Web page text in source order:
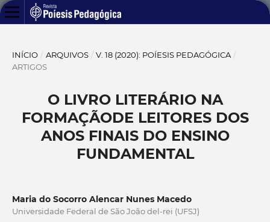
INÍCIO / ARQUIVOS / V. 18 (2020): POÍESIS PEDAGÓGICA /
ARTIGOS
O LIVRO LITERÁRIO NA
FORMAÇÃODE LEITORES DOS
ANOS FINAIS DO ENSINO
FUNDAMENTAL
Maria do Socorro Alencar Nunes Macedo
Universidade Federal de São João del-rei (UFSJ)